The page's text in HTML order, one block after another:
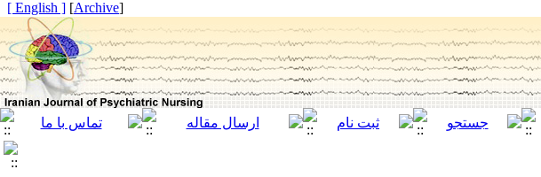
[
Archive
]
[ English ]